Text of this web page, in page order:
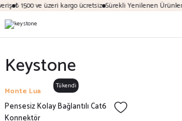
₺ 1500 ve üzeri kargo ücretsiz Sürekli Yenilenen Ürünler
Keystone
Tükendi
Monte Lua
Pensesiz Kolay Bağlantılı Cat6
Konnektör